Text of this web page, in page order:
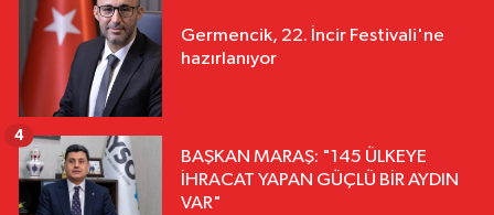
Germencik, 22. İncir Festivali'ne
hazırlanıyor
BAŞKAN MARAŞ: "145 ÜLKEYE
İHRACAT YAPAN GÜÇLÜ BİR AYDIN
VAR"
4